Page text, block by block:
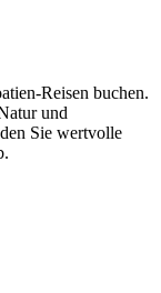
Reisen buchen.
und
Sie wertvolle